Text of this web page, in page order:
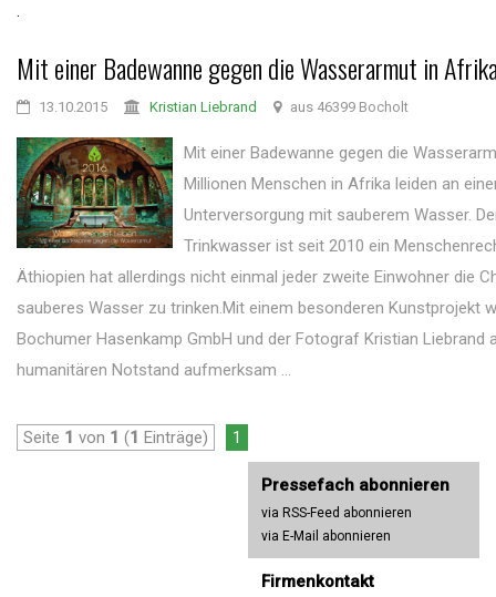
.
Mit einer Badewanne gegen die Wasserarmut in
13.10.2015 Kristian Liebrand aus 46399 Bocholt
Mit einer Badewanne gegen die
Millionen Menschen in Afrika leiden an
Unterversorgung mit sauberem Wasser.
Trinkwasser ist seit 2010 ein
Äthiopien hat allerdings nicht einmal jeder zweite Einwohner die
sauberes Wasser zu trinken.Mit einem besonderen Kunstprojekt
Bochumer Hasenkamp GmbH und der Fotograf Kristian Liebrand
humanitären Notstand aufmerksam ...
Seite 1 von 1 (1 Einträge) 1
Pressefach abonnieren
via RSS-Feed abonnieren
via E-Mail abonnieren
Firmenkontakt